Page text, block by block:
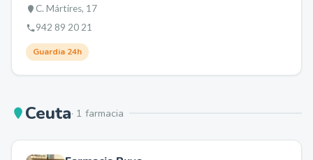
C. Mártires, 17
942 89 20 21
Guardia 24h
Ceuta· 1 farmacia